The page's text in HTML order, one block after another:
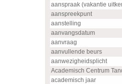
aanspraak (vakantie
aanspreekpunt
aanstelling
aanvangsdatum
aanvraag
aanvullende beurs
aanwezigheidsplicht
Academisch Centrum
academisch jaar